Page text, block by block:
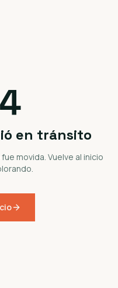
en tránsito
movida. Vuelve al inicio